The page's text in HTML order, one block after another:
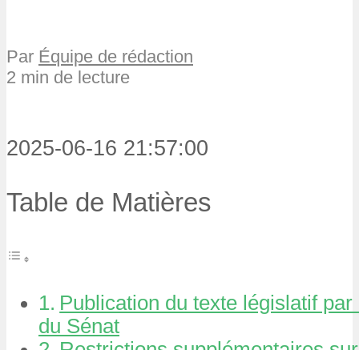
Par Équipe de rédaction
2 min de lecture
2025-06-16 21:57:00
Table de Matières
Publication du texte législatif
du Sénat